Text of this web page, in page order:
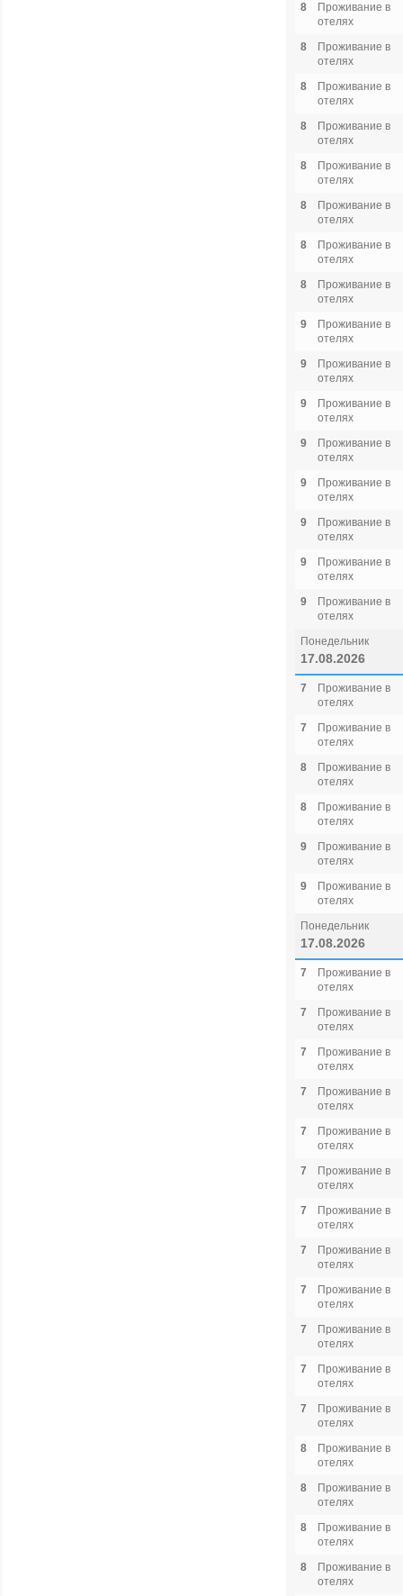
8
Проживание в
отелях
8
Проживание в
отелях
8
Проживание в
отелях
8
Проживание в
отелях
8
Проживание в
отелях
8
Проживание в
отелях
8
Проживание в
отелях
8
Проживание в
отелях
9
Проживание в
отелях
9
Проживание в
отелях
9
Проживание в
отелях
9
Проживание в
отелях
9
Проживание в
отелях
9
Проживание в
отелях
9
Проживание в
отелях
9
Проживание в
отелях
Понедельник
17.08.2026
7
Проживание в
отелях
7
Проживание в
отелях
8
Проживание в
отелях
8
Проживание в
отелях
9
Проживание в
отелях
9
Проживание в
отелях
Понедельник
17.08.2026
7
Проживание в
отелях
7
Проживание в
отелях
7
Проживание в
отелях
7
Проживание в
отелях
7
Проживание в
отелях
7
Проживание в
отелях
7
Проживание в
отелях
7
Проживание в
отелях
7
Проживание в
отелях
7
Проживание в
отелях
7
Проживание в
отелях
7
Проживание в
отелях
8
Проживание в
отелях
8
Проживание в
отелях
8
Проживание в
отелях
8
Проживание в
отелях